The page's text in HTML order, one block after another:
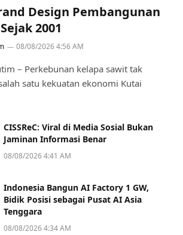
Design Pembangunan
2001
08/08/2026 4:56 AM
– Perkebunan kelapa sawit tak
satu kekuatan ekonomi Kutai
CISSReC: Viral di Media Sosial Bukan
Jaminan Informasi Benar
08/08/2026 4:41 AM
Indonesia Bangun AI Factory 1 GW,
Bidik Posisi sebagai Pusat AI Asia
Tenggara
08/08/2026 4:34 AM